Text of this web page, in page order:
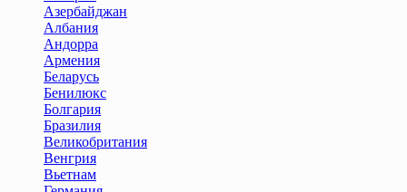
Азербайджан
Албания
Андорра
Армения
Беларусь
Бенилюкс
Болгария
Бразилия
Великобритания
Венгрия
Вьетнам